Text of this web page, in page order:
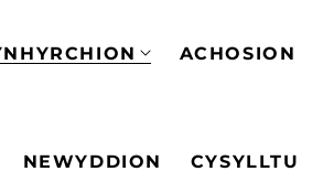
ACHOSION
NEWYDDION CYSYLLTU